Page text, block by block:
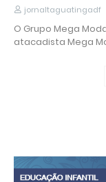
jornaltaguatingadf
O Grupo Mega
atacadista Mega